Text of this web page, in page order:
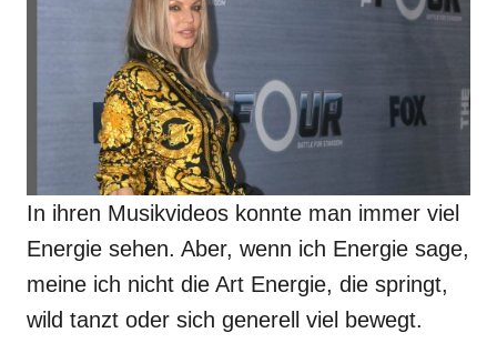
In ihren Musikvideos konnte man immer viel
Energie sehen. Aber, wenn ich Energie sage,
meine ich nicht die Art Energie, die springt,
wild tanzt oder sich generell viel bewegt.